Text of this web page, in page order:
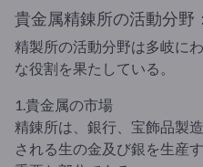
貴金属精錬所の活動分野：
精製所の活動分野は多岐に
な役割を果たしている。
1.貴金属の市場
精錬所は、銀行、宝飾品製
される生の金及び銀を生産